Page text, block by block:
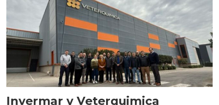
Invermar y Veterquimica